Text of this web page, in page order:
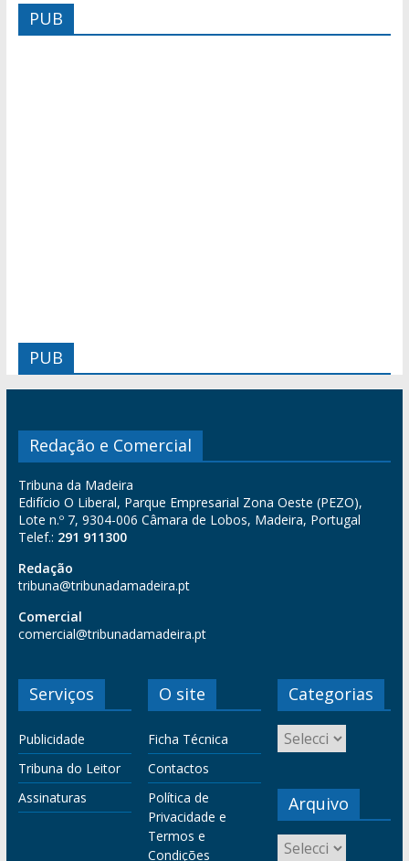
PUB
PUB
Redação e Comercial
Tribuna da Madeira
Edifício O Liberal, Parque Empresarial Zona Oeste (PEZO),
Lote n.º 7, 9304-006 Câmara de Lobos, Madeira, Portugal
Telef.: 291 911300
Redação
tribuna@tribunadamadeira.pt
Comercial
comercial@tribunadamadeira.pt
Serviços
Publicidade
Tribuna do Leitor
Assinaturas
O site
Ficha Técnica
Contactos
Política de
Privacidade e
Termos e
Condições
Categorias
Arquivo